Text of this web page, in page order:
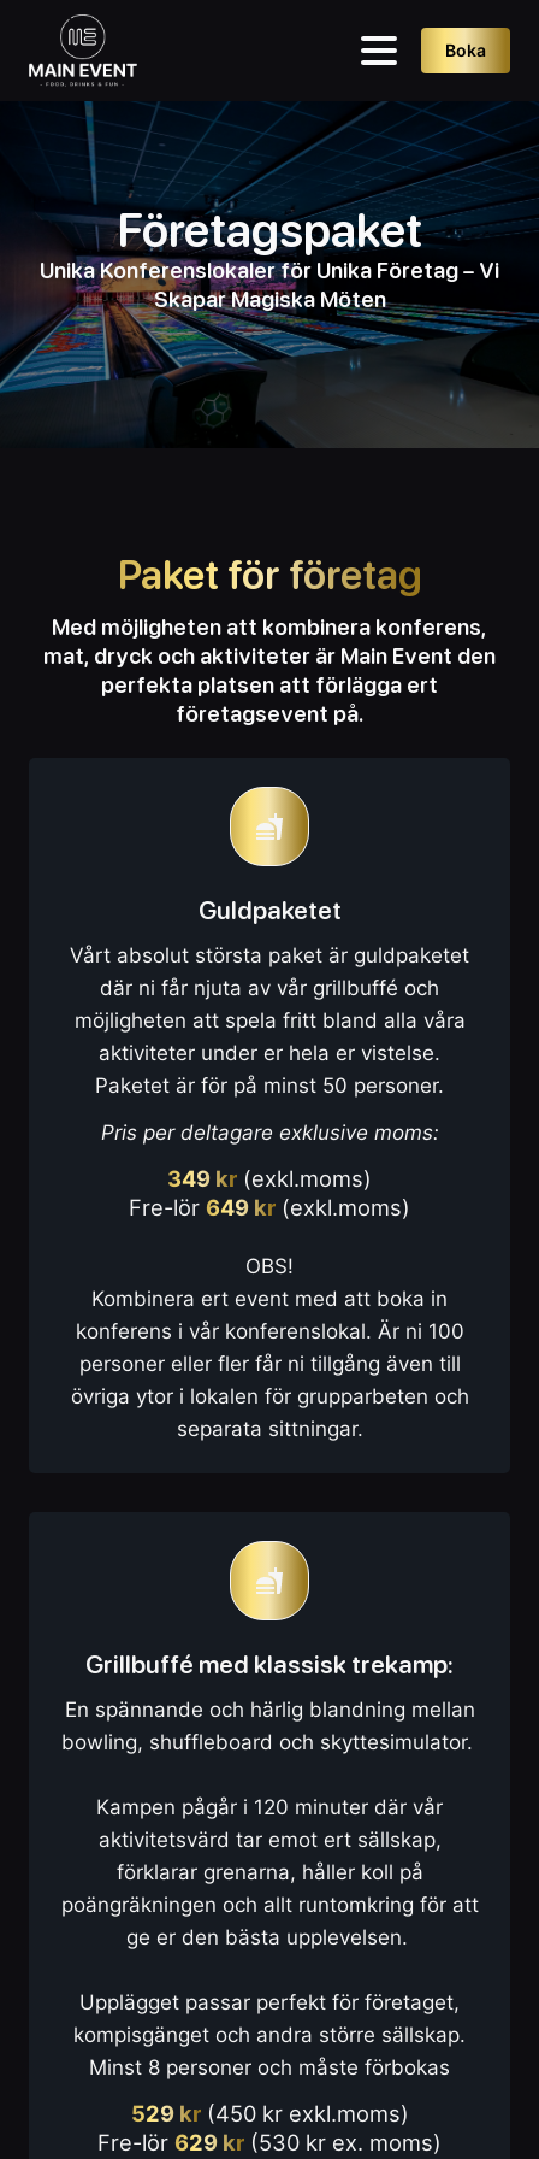
Boka
Företagspaket
Unika Konferenslokaler för Unika Företag – Vi
Skapar Magiska Möten
Paket för företag
Med möjligheten att kombinera konferens,
mat, dryck och aktiviteter är Main Event den
perfekta platsen att förlägga ert
företagsevent på.
Guldpaketet
Vårt absolut största paket är guldpaketet
där ni får njuta av vår grillbuffé och
möjligheten att spela fritt bland alla våra
aktiviteter under er hela er vistelse.
Paketet är för på minst 50 personer.
Pris per deltagare exklusive moms:
349 kr (exkl.moms)
Fre-lör 649 kr (exkl.moms)
OBS!
Kombinera ert event med att boka in
konferens i vår konferenslokal. Är ni 100
personer eller fler får ni tillgång även till
övriga ytor i lokalen för grupparbeten och
separata sittningar.
Grillbuffé med klassisk trekamp:
En spännande och härlig blandning mellan
bowling, shuffleboard och skyttesimulator.
Kampen pågår i 120 minuter där vår
aktivitetsvärd tar emot ert sällskap,
förklarar grenarna, håller koll på
poängräkningen och allt runtomkring för att
ge er den bästa upplevelsen.
Upplägget passar perfekt för företaget,
kompisgänget och andra större sällskap.
Minst 8 personer och måste förbokas
529 kr(450 kr exkl.moms)
Fre-lör 629 kr (530 kr ex. moms)